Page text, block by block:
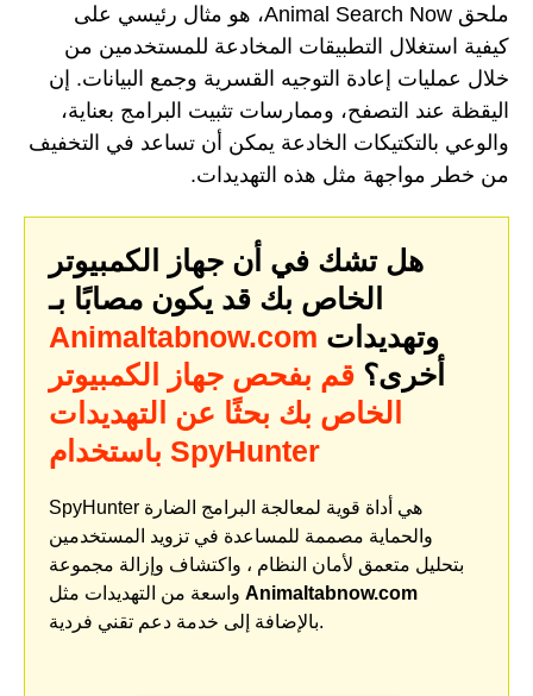
ملحق Animal Search Now، هو مثال رئيسي على
كيفية استغلال التطبيقات المخادعة للمستخدمين من
خلال عمليات إعادة التوجيه القسرية وجمع البيانات. إن
اليقظة عند التصفح، وممارسات تثبيت البرامج بعناية،
والوعي بالتكتيكات الخادعة يمكن أن تساعد في التخفيف
من خطر مواجهة مثل هذه التهديدات.
هل تشك في أن جهاز الكمبيوتر
الخاص بك قد يكون مصابًا بـ
Animaltabnow.com
أخرى؟ قم بفحص جهاز الكمبيوتر
الخاص بك بحثًا عن التهديدات
باستخدام SpyHunter
SpyHunter هي أداة قوية لمعالجة البرامج الضارة
والحماية مصممة للمساعدة في تزويد المستخدمين
بتحليل متعمق لأمان النظام ، واكتشاف وإزالة مجموعة
Animaltabnow.com
بالإضافة إلى خدمة دعم تقني فردية.